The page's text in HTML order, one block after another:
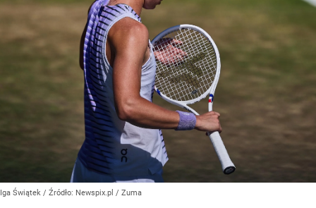
Iga Świątek / Źródło: Newspix.pl / Zuma